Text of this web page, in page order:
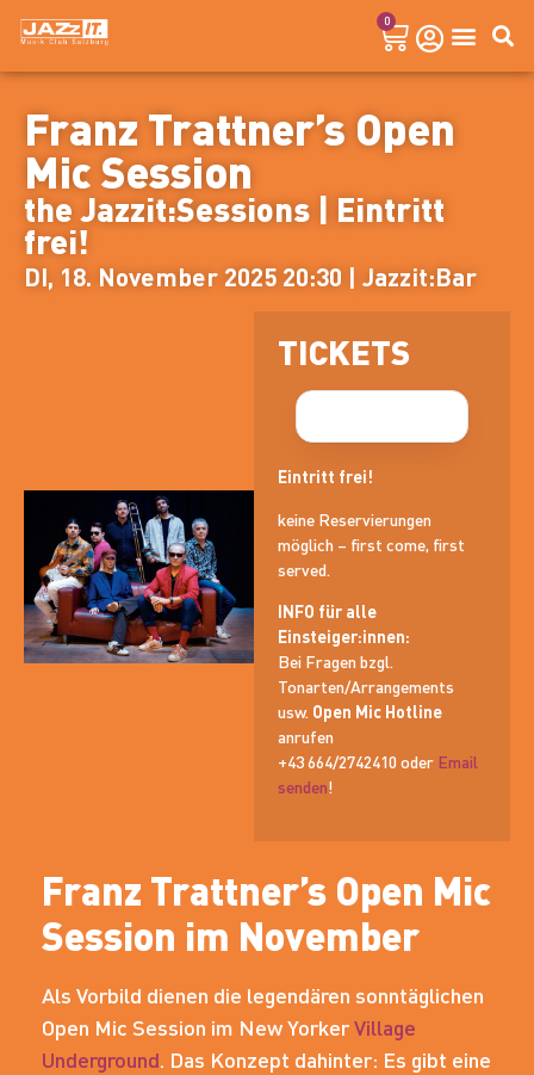
0
Franz Trattner’s Open
Mic Session
the Jazzit:Sessions | Eintritt
frei!
DI, 18. November 2025 20:30 | Jazzit:Bar
TICKETS
Eintritt frei!
keine Reservierungen
möglich – first come, first
served.
INFO für alle
Einsteiger:innen:
Bei Fragen bzgl.
Tonarten/Arrangements
usw. Open Mic Hotline
anrufen
+43 664/2742410 oder Email
senden!
Franz Trattner’s Open Mic
Session im November
Als Vorbild dienen die legendären sonntäglichen
Open Mic Session im New YorkerVillage
Underground . Das Konzept dahinter: Es gibt eine